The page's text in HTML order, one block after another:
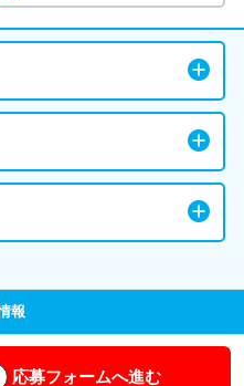
報
応募フォームへ進む